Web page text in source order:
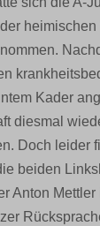
heimischen
Kader
diesmal
Doch leider
beiden
Anton